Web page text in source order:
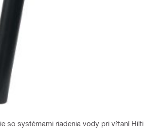
so systémami riadenia vody pri vŕtaní Hilti